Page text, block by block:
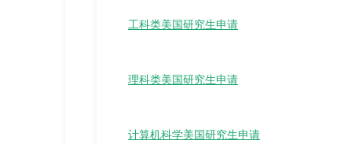
工科类美国研究生申请
理科类美国研究生申请
计算机科学美国研究生申请